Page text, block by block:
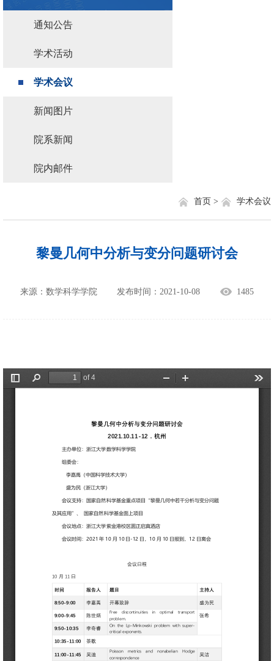
通知公告
学术活动
学术会议
新闻图片
院系新闻
院内邮件
学术会议
首页 >
黎曼几何中分析与变分问题研讨会
来源：数学科学学院 发布时间：2021-10-08 1485